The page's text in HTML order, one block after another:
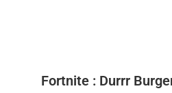
Fortnite : Durrr